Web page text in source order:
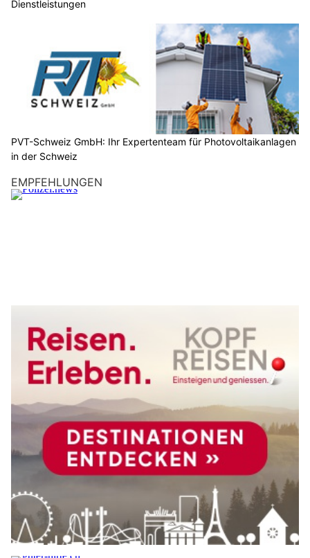
Dienstleistungen
PVT-Schweiz GmbH: Ihr Expertenteam für Photovoltaikanlagen
in der Schweiz
EMPFEHLUNGEN